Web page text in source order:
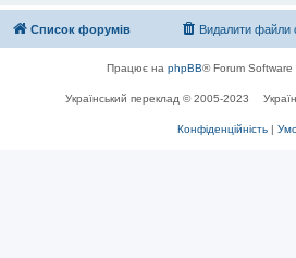
Список форумів Видалити файли
Працює на phpBB® Forum
Український переклад © 2005-2023
Конфіденційність |